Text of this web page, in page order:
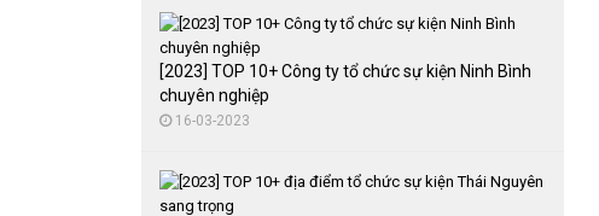
[2023] TOP 10+ Công ty tổ chức sự kiện Ninh Bình
chuyên nghiệp
16-03-2023